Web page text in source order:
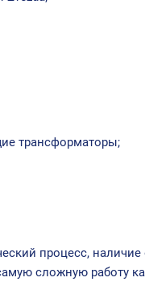
трансформаторы;
процесс,
сложную работу